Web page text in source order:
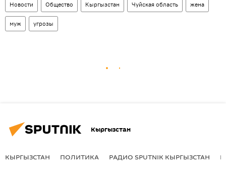
Новости Общество Кыргызстан Чуйская область жена
муж угрозы
Кыргызстан
КЫРГЫЗСТАН ПОЛИТИКА РАДИО SPUTNIK КЫРГЫЗСТАН